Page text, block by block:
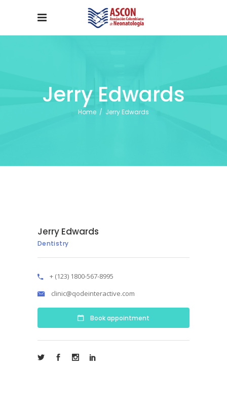
Jerry Edwards
Home / Jerry Edwards
Jerry Edwards
Dentistry
+ (123) 1800-567-8995
clinic@qodeinteractive.com
Book appointment